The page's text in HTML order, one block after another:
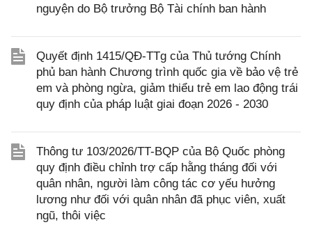
nguyện do Bộ trưởng Bộ Tài chính ban hành
Quyết định 1415/QĐ-TTg của Thủ tướng Chính
phủ ban hành Chương trình quốc gia về bảo vệ trẻ
em và phòng ngừa, giảm thiểu trẻ em lao động trái
quy định của pháp luật giai đoạn 2026 - 2030
Thông tư 103/2026/TT-BQP của Bộ Quốc phòng
quy định điều chỉnh trợ cấp hằng tháng đối với
quân nhân, người làm công tác cơ yếu hưởng
lương như đối với quân nhân đã phục viên, xuất
ngũ, thôi việc